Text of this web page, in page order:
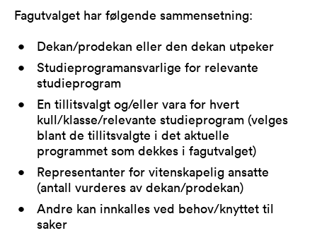
Fagutvalget har følgende sammensetning:
Dekan/prodekan eller den dekan utpeker
Studieprogramansvarlige for relevante
studieprogram
En tillitsvalgt og/eller vara for hvert
kull/klasse/relevante studieprogram (velges
blant de tillitsvalgte i det aktuelle
programmet som dekkes i fagutvalget)
Representanter for vitenskapelig ansatte
(antall vurderes av dekan/prodekan)
Andre kan innkalles ved behov/knyttet til
saker